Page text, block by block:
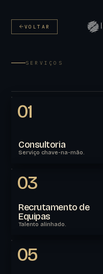
VOLTAR
SERVIÇOS
01
Consultoria
Serviço chave-na-mão.
03
Recrutamento de
Equipas
Talento alinhado.
05